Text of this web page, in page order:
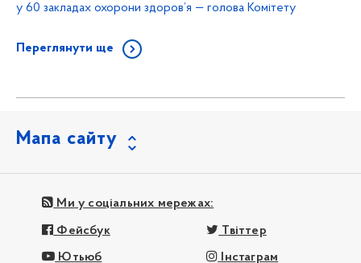
у 60 закладах охорони здоров’я — голова Комітету
Переглянути ще
Мапа сайту
Ми у соціальних мережах:
Фейсбук Твіттер
Ютьюб Інстаграм